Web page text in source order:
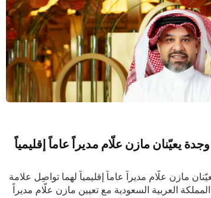
يعيّنان مازن علّام مديراً عاماً إقليمياً
مازن علّام مديراً عاماً إقليمياً لهما تواصِل علامة
العربية السعودية مع تعيين مازن علّام مديراً